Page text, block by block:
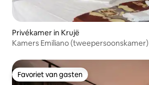
Privékamer in Krujë
Kamers Emiliano (tweepersoonskamer)
Favoriet van gasten
Favoriet van gasten